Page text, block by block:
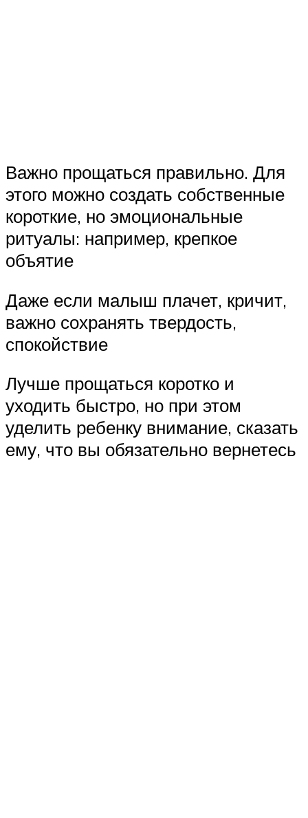
Важно прощаться правильно. Для
этого можно создать собственные
короткие, но эмоциональные
ритуалы: например, крепкое
объятие
Даже если малыш плачет, кричит,
важно сохранять твердость,
спокойствие
Лучше прощаться коротко и
уходить быстро, но при этом
уделить ребенку внимание, сказать
ему, что вы обязательно вернетесь